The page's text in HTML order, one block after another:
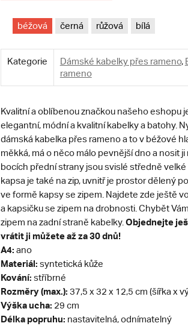
béžová černá růžová bílá
Kategorie Dámské kabelky přes rameno,
rameno
Kvalitní a oblíbenou značkou našeho eshopu
elegantní, módní a kvalitní kabelky a batohy.
dámská kabelka přes rameno a to v béžové
měkká, má o něco málo pevnější dno a nosit
bocích přední strany jsou svislé středně velké
kapsa je také na zip, uvnitř je prostor dělený
ve formě kapsy se zipem. Najdete zde ještě
a kapsičku se zipem na drobnosti. Chybět
zipem na zadní straně kabelky. Objednejte
vrátit ji můžete až za 30 dnů!
A4: ano
Materiál: syntetická kůže
Kování: stříbrné
Rozměry (max.): 37,5 x 32 x 12,5 cm (šířka x
Výška ucha: 29 cm
Délka popruhu: nastavitelná, odnímatelný